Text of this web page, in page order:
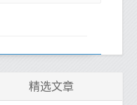
精选文章